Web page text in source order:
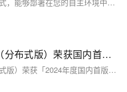
喜报｜阿里云PolarDB数据库（分布式版）荣获国内首台（套）产品奖项
阿里云PolarDB数据库管理软件（分布式版）荣获「2024年度国内首版次软件」称号，并跻身《2024年度浙江省首台（套）推广应用典型案例》。